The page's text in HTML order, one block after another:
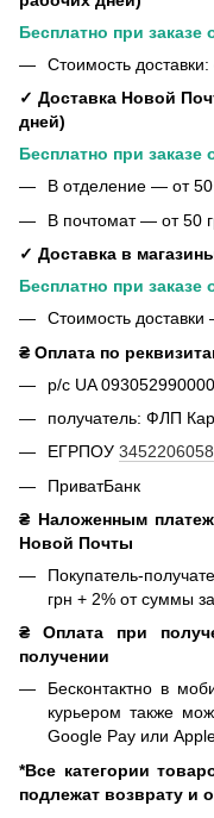
Бесплатно при заказе
Стоимость
✓ Доставка Новой
дней)
Бесплатно при заказе
В отделение — от 50
В почтомат — от 50
✓ Доставка в
Бесплатно при заказе
Стоимость доставки
₴ Оплата по
р/с UA
получатель: ФЛП
ЕГРПОУ 3452206058
ПриватБанк
₴ Наложенным
Новой Почты
Покупатель-
грн + 2% от суммы
₴ Оплата при
получении
Бесконтактно в
курьером также
Google Pay или
*Все категории
подлежат возврату и